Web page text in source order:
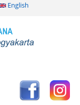
English